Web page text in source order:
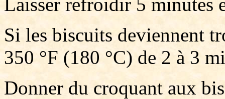
Si les biscuits deviennent
350 °F (180 °C) de 2 à 3
Donner du croquant aux